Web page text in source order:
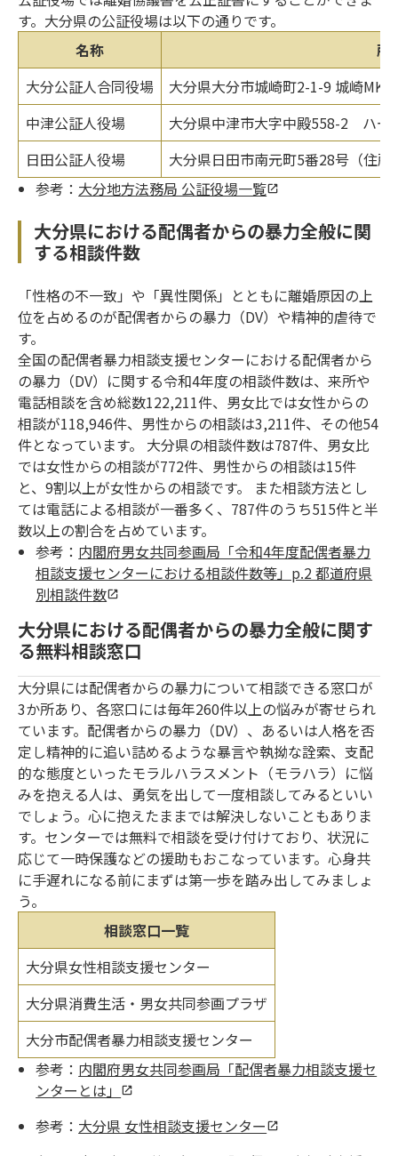
す。大分県の公証役場は以下の通りです。
名称
所
大分公証人合同役場
大分県大分市城崎町2-1-9 城崎MK
中津公証人役場
大分県中津市大字中殿558-2 ハー
日田公証人役場
大分県日田市南元町5番28号（住
参考： 大分地方法務局 公証役場一覧
大分県における配偶者からの暴力全般に関
する相談件数
「性格の不一致」や「異性関係」とともに離婚原因の上
位を占めるのが配偶者からの暴力（DV）や精神的虐待で
す。
全国の配偶者暴力相談支援センターにおける配偶者から
の暴力（DV）に関する令和4年度の相談件数は、来所や
電話相談を含め総数122,211件、男女比では女性からの
相談が118,946件、男性からの相談は3,211件、その他54
件となっています。 大分県の相談件数は787件、男女比
では女性からの相談が772件、男性からの相談は15件
と、9割以上が女性からの相談です。 また相談方法とし
ては電話による相談が一番多く、787件のうち515件と半
数以上の割合を占めています。
参考： 内閣府男女共同参画局「令和4年度配偶者暴力
相談支援センターにおける相談件数等」p.2 都道府県
別相談件数
大分県における配偶者からの暴力全般に関す
る無料相談窓口
大分県には配偶者からの暴力について相談できる窓口が
3か所あり、各窓口には毎年260件以上の悩みが寄せられ
ています。配偶者からの暴力（DV）、あるいは人格を否
定し精神的に追い詰めるような暴言や執拗な詮索、支配
的な態度といったモラルハラスメント（モラハラ）に悩
みを抱える人は、勇気を出して一度相談してみるといい
でしょう。心に抱えたままでは解決しないこともありま
す。センターでは無料で相談を受け付けており、状況に
応じて一時保護などの援助もおこなっています。心身共
に手遅れになる前にまずは第一歩を踏み出してみましょ
う。
相談窓口一覧
大分県女性相談支援センター
大分県消費生活・男女共同参画プラザ
大分市配偶者暴力相談支援センター
参考： 内閣府男女共同参画局「配偶者暴力相談支援セ
ンターとは」
参考： 大分県 女性相談支援センター